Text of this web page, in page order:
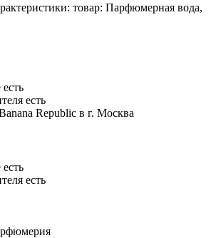
товар: Парфюмерная вода,
есть
Republic в г. Москва
есть